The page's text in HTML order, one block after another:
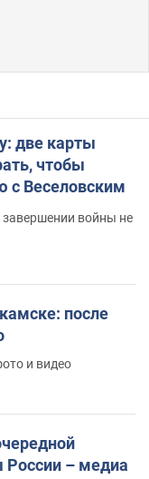
две карты
чтобы
с Веселовским
завершении войны не
после
и видео
России – медиа